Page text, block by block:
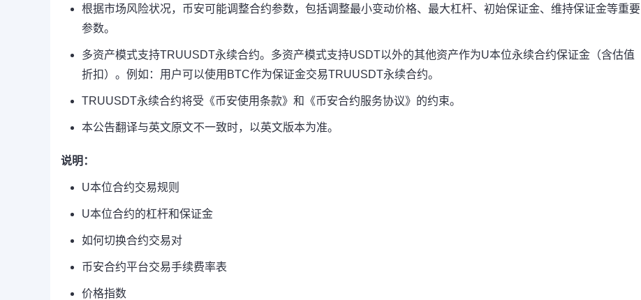
根据市场风险状况，币安可能调整合约参数，包括调整最小变动价格、最大杠杆、初始保证金、维持保证金等重要
参数。
多资产模式支持TRUUSDT永续合约。多资产模式支持USDT以外的其他资产作为U本位永续合约保证金（含估值
折扣）。例如：用户可以使用BTC作为保证金交易TRUUSDT永续合约。
TRUUSDT永续合约将受《币安使用条款》和《币安合约服务协议》的约束。
本公告翻译与英文原文不一致时，以英文版本为准。
说明：
U本位合约交易规则
U本位合约的杠杆和保证金
如何切换合约交易对
币安合约平台交易手续费率表
价格指数